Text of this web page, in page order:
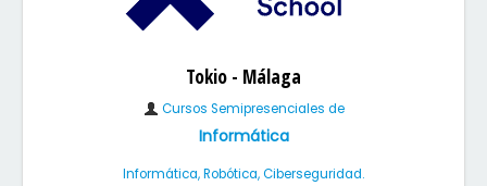
Tokio - Málaga
Cursos Semipresenciales de
Informática
Informática, Robótica, Ciberseguridad.